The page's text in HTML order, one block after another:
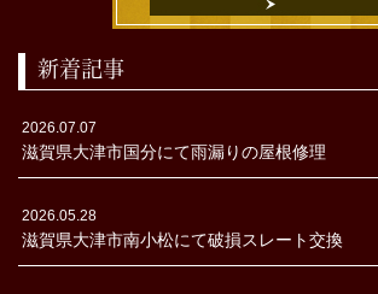
新着記事
2026.07.07
滋賀県大津市国分にて雨漏りの屋根修理
2026.05.28
滋賀県大津市南小松にて破損スレート交換